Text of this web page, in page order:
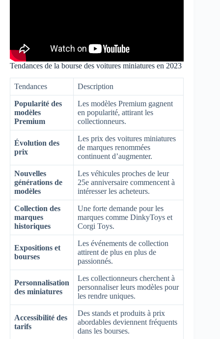
Tendances de la bourse des voitures miniatures en 2023
Tendances Description
Popularité des
modèles
Premium
Les modèles Premium gagnent
en popularité, attirant les
collectionneurs.
Évolution des
prix
Les prix des voitures miniatures
de marques renommées
continuent d’augmenter.
Nouvelles
générations de
modèles
Les véhicules proches de leur
25e anniversaire commencent à
intéresser les acheteurs.
Collection des
marques
historiques
Une forte demande pour les
marques comme DinkyToys et
Corgi Toys.
Expositions et
bourses
Les événements de collection
attirent de plus en plus de
passionnés.
Personnalisation
des miniatures
Les collectionneurs cherchent à
personnaliser leurs modèles pour
les rendre uniques.
Accessibilité des
tarifs
Des stands et produits à prix
abordables deviennent fréquents
dans les bourses.